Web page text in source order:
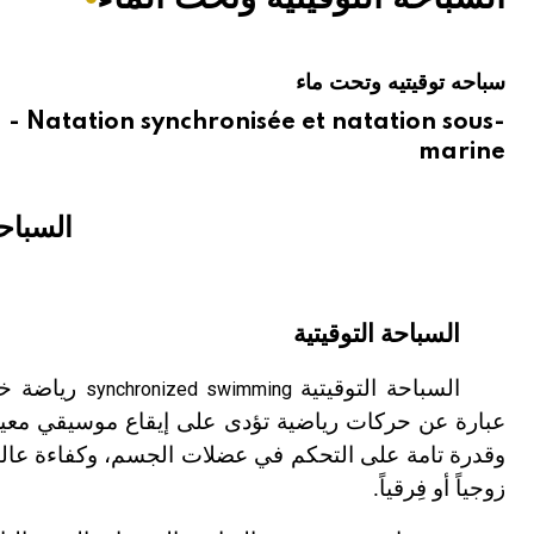
هيئة الموسوعة العربية تطلق موسوعات جديدة في عام 2026
سباحه توقيتيه وتحت ماء
Natation synchronisée et natation sous-
marine
السباحة التوقيتية
السباحة التوقيتيةsynchronized swimming رياضة
عبارة عن حركات رياضية تؤدى على إيقاع موسيقي
وقدرة تامة على التحكم في عضلات الجسم، وكفاءة
زوجياً أو فِرقياً.